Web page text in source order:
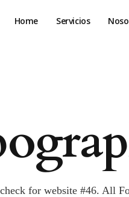
Home Servicios
for website #46. All